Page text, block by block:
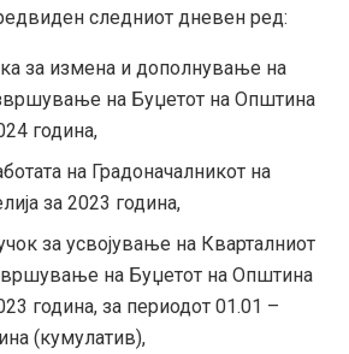
следниот дневен ред:
за измена и дополнување на
на Буџетот на Општина
година,
на Градоначалникот на
за 2023 година,
за усвојување на Кварталниот
на Буџетот на Општина
година, за периодот 01.01 –
(кумулатив),